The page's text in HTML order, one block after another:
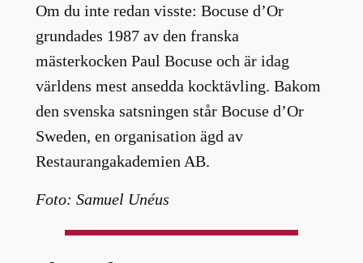
Om du inte redan visste: Bocuse d’Or
grundades 1987 av den franska
mästerkocken Paul Bocuse och är idag
världens mest ansedda kocktävling. Bakom
den svenska satsningen står Bocuse d’Or
Sweden, en organisation ägd av
Restaurangakademien AB.
Foto: Samuel Unéus